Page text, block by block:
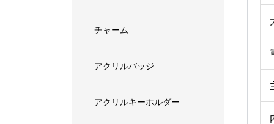
チャーム
アクリルバッジ
アクリルキーホルダー